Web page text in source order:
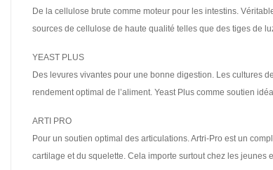
De la cellulose brute comme moteur pour les intestins.
sources de cellulose de haute qualité telles que des tiges de
YEAST PLUS
Des levures vivantes pour une bonne digestion. Les cultures
rendement optimal de l’aliment. Yeast Plus comme soutien
ARTI PRO
Pour un soutien optimal des articulations. Artri-Pro est un
cartilage et du squelette. Cela importe surtout chez les